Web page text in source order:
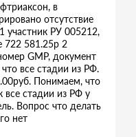
в
отсутствие
участник РУ 005212,
722 581.25р 2
GMP, документ
все стадии из РФ.
Понимаем, что
все стадии из РФ у
Вопрос что делать
нет